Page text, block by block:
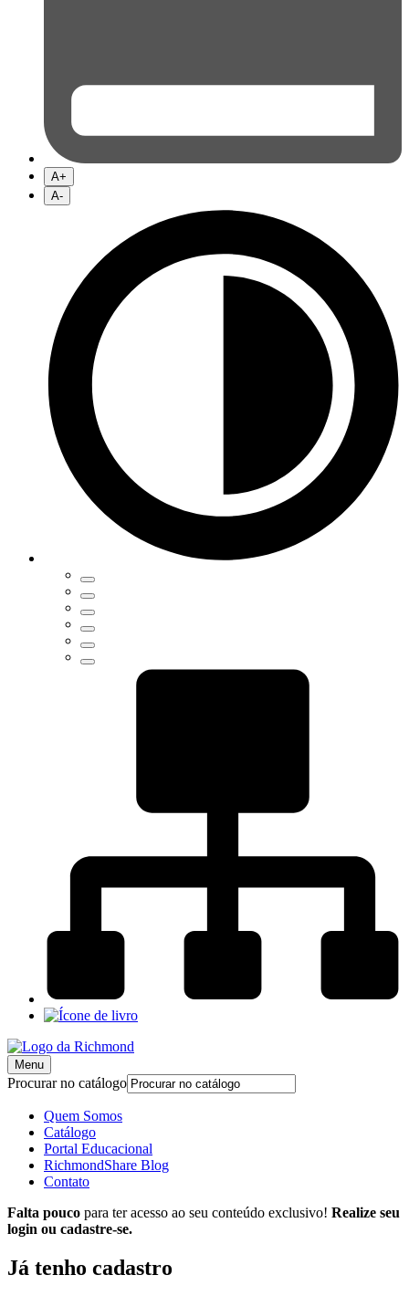
A+
A-
Menu
Procurar no catálogo
Quem Somos
Catálogo
Portal Educacional
RichmondShare Blog
Contato
Falta pouco para ter acesso ao seu conteúdo exclusivo! Realize seu
login ou cadastre-se.
Já tenho cadastro